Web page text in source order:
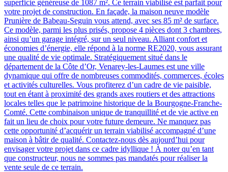
superficie généreuse de 1087 m². Ce terrain viabilisé est parfait pour
votre projet de construction. En façade, la maison neuve modèle
Prunière de Babeau-Seguin vous attend, avec ses 85 m² de surface.
Ce modèle, parmi les plus prisés, propose 4 pièces dont 3 chambres,
ainsi qu’un garage intégré, sur un seul niveau. Alliant confort et
économies d’énergie, elle répond à la norme RE2020, vous assurant
une qualité de vie optimale. Stratégiquement situé dans le
département de la Côte d’Or, Venarey-les-Laumes est une ville
dynamique qui offre de nombreuses commodités, commerces, écoles
et activités culturelles. Vous profiterez d’un cadre de vie paisible,
tout en étant à proximité des grands axes routiers et des attractions
locales telles que le patrimoine historique de la Bourgogne-Franche-
Comté. Cette combinaison unique de tranquillité et de vie active en
fait un lieu de choix pour votre future demeure. Ne manquez pas
cette opportunité d’acquérir un terrain viabilisé accompagné d’une
maison à bâtir de qualité. Contactez-nous dès aujourd’hui pour
envisager votre projet dans ce cadre idyllique ! À noter qu’en tant
que constructeur, nous ne sommes pas mandatés pour réaliser la
vente seule de ce terrain.